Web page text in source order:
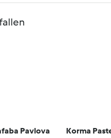
Pavlova Korma